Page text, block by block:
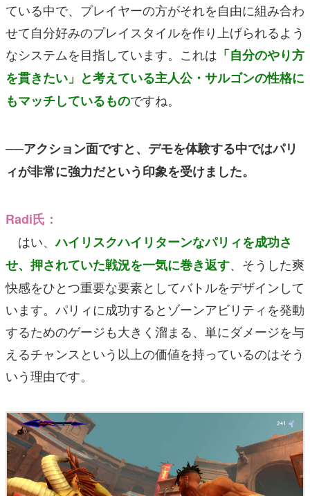
ている中で、プレイヤーの方がそれを自由に組み合わ
せて自分好みのプレイスタイルを作り上げられるよう
なシステムを目指しています。これは 「自分のやり方
を貫きたい」と考えている主人公・サルゴンの性格に
もマッチしているものですね。
──アクション面ですと、デモを体験する中ではパリ
ィが非常に強力だという印象を受けました。
Radi氏：
はい、ハイリスクハイリターンなパリィを成功さ
せ、押されていた戦況を一気に巻き返す、そうした爽
快感をひとつ重要な要素としてバトルをデザインして
います。パリィに成功するとゾーンアビリティを発動
するためのゲージも大きく溜まる、単にダメージを与
えるチャンスという以上の価値を持っているのはそう
いう理由です。